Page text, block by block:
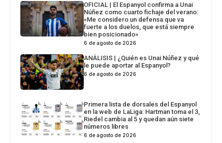
OFICIAL | El Espanyol confirma a Unai
Núñez como cuarto fichaje del verano:
«Me considero un defensa que va
fuerte a los duelos, que está siempre
bien posicionado»
6 de agosto de 2026
ANÁLISIS | ¿Quién es Unai Núñez y qué
le puede aportar al Espanyol?
6 de agosto de 2026
Primera lista de dorsales del Espanyol
en la web de LaLiga: Hartman toma el 3,
Riedel cambia al 5 y quedan aún siete
números libres
6 de agosto de 2026